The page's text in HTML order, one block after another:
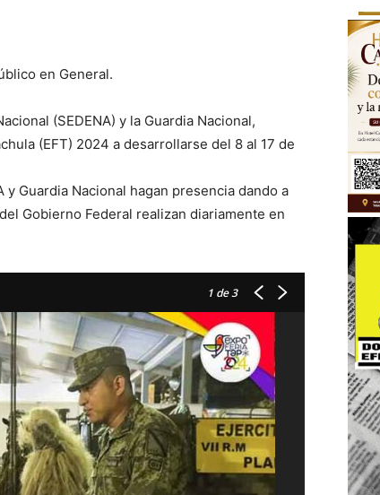
en General.
(SEDENA) y la Guardia Nacional,
(EFT) 2024 a desarrollarse del 8 al 17 de
Guardia Nacional hagan presencia dando a
Gobierno Federal realizan diariamente en
1 de 3